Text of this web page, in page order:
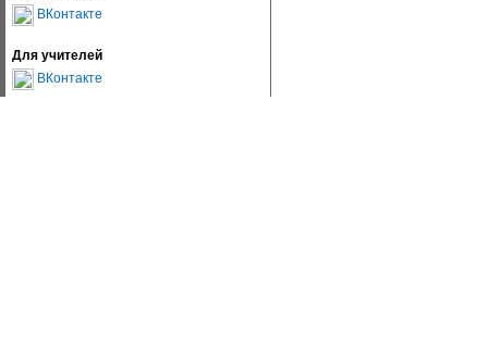
ВКонтакте
Для учителей
ВКонтакте